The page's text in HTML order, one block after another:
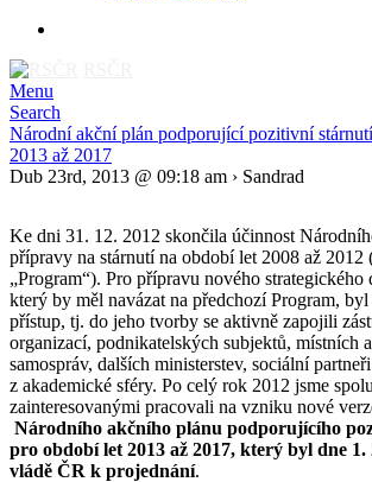
Menu
Search
Národní akční plán podporující pozitivní
2013 až 2017
Dub 23rd, 2013 @ 09:18 am › Sandrad
Ke dni 31. 12. 2012 skončila účinnost
přípravy na stárnutí na období let 2008 až 2012
„Program“). Pro přípravu nového strategického
který by měl navázat na předchozí Program,
přístup, tj. do jeho tvorby se aktivně zapojili
organizací, podnikatelských subjektů, místních
samospráv, dalších ministerstev, sociální
z akademické sféry. Po celý rok 2012 jsme
zainteresovanými pracovali na vzniku nové
Národního akčního plánu podporujícího
pro období let 2013 až 2017, který byl dne 1.
vládě ČR k projednání.